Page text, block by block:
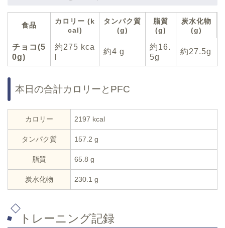
食品
カロリー (k
cal)
タンパク質
(g)
脂質
(g)
炭水化物
(g)
チョコ(5
0g)
約275 kca
約4 g
約16.
5g
約27.5g
本日の合計カロリーとPFC
カロリー 2197 kcal
タンパク質 157.2 g
脂質 65.8 g
炭水化物 230.1 g
トレーニング記録